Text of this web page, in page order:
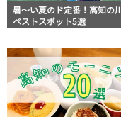
暑～い夏のド定番！高知の
ベストスポット5選